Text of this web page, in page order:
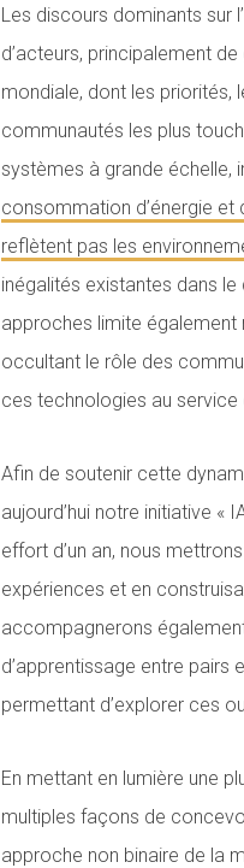
Les discours dominants sur
d’acteurs, principalement
mondiale, dont les priorités,
communautés les plus
systèmes à grande échelle,
consommation d’énergie et
reflètent pas les
inégalités existantes dans
approches limite également
occultant le rôle des
ces technologies au service
Afin de soutenir cette
aujourd’hui notre initiative «
effort d’un an, nous
expériences et en
accompagnerons
d’apprentissage entre pairs
permettant d’explorer ces
En mettant en lumière une
multiples façons de
approche non binaire de la